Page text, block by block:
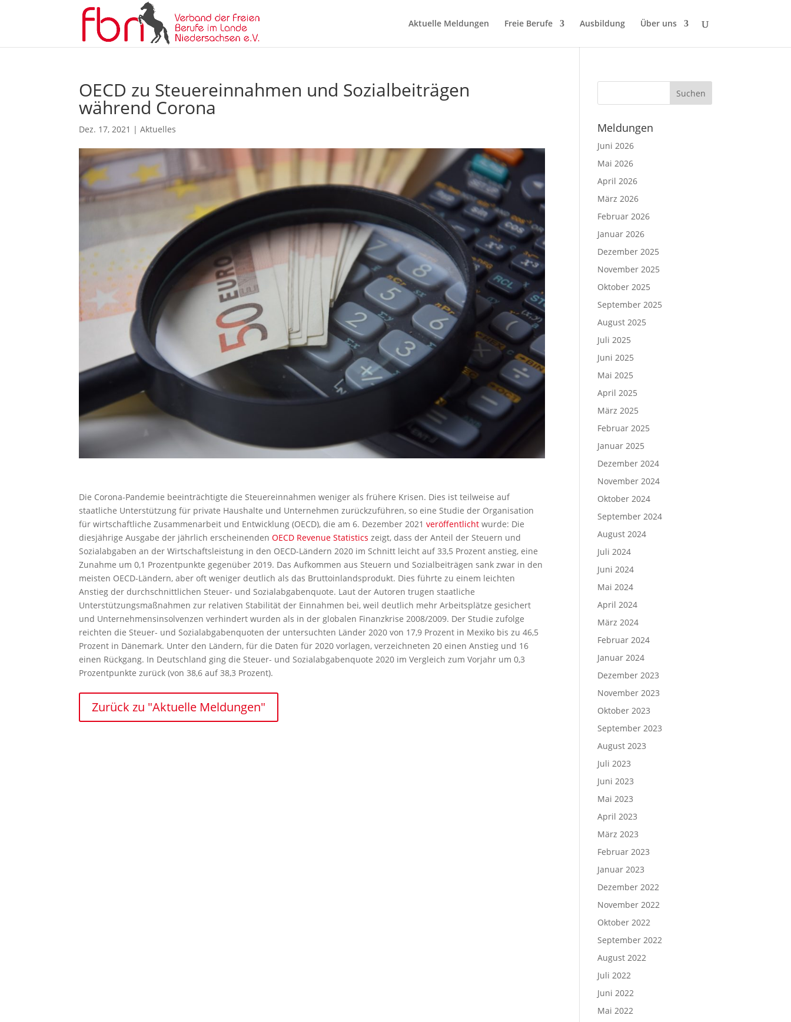
Aktuelle Meldungen Freie Berufe Ausbildung Über uns
OECD zu Steuereinnahmen und Sozialbeiträgen
während Corona
Dez. 17, 2021 |Aktuelles
Die Corona-Pandemie beeinträchtigte die Steuereinnahmen weniger als frühere Krisen. Dies ist teilweise auf
staatliche Unterstützung für private Haushalte und Unternehmen zurückzuführen, so eine Studie der Organisation
für wirtschaftliche Zusammenarbeit und Entwicklung (OECD), die am 6. Dezember 2021veröffentlicht wurde: Die
diesjährige Ausgabe der jährlich erscheinendenOECD Revenue Statistics zeigt, dass der Anteil der Steuern und
Sozialabgaben an der Wirtschaftsleistung in den OECD-Ländern 2020 im Schnitt leicht auf 33,5 Prozent anstieg, eine
Zunahme um 0,1 Prozentpunkte gegenüber 2019. Das Aufkommen aus Steuern und Sozialbeiträgen sank zwar in den
meisten OECD-Ländern, aber oft weniger deutlich als das Bruttoinlandsprodukt. Dies führte zu einem leichten
Anstieg der durchschnittlichen Steuer- und Sozialabgabenquote. Laut der Autoren trugen staatliche
Unterstützungsmaßnahmen zur relativen Stabilität der Einnahmen bei, weil deutlich mehr Arbeitsplätze gesichert
und Unternehmensinsolvenzen verhindert wurden als in der globalen Finanzkrise 2008/2009. Der Studie zufolge
reichten die Steuer- und Sozialabgabenquoten der untersuchten Länder 2020 von 17,9 Prozent in Mexiko bis zu 46,5
Prozent in Dänemark. Unter den Ländern, für die Daten für 2020 vorlagen, verzeichneten 20 einen Anstieg und 16
einen Rückgang. In Deutschland ging die Steuer- und Sozialabgabenquote 2020 im Vergleich zum Vorjahr um 0,3
Prozentpunkte zurück (von 38,6 auf 38,3 Prozent).
Zurück zu "Aktuelle Meldungen"
Meldungen
Juni 2026
Mai 2026
April 2026
März 2026
Februar 2026
Januar 2026
Dezember 2025
November 2025
Oktober 2025
September 2025
August 2025
Juli 2025
Juni 2025
Mai 2025
April 2025
März 2025
Februar 2025
Januar 2025
Dezember 2024
November 2024
Oktober 2024
September 2024
August 2024
Juli 2024
Juni 2024
Mai 2024
April 2024
März 2024
Februar 2024
Januar 2024
Dezember 2023
November 2023
Oktober 2023
September 2023
August 2023
Juli 2023
Juni 2023
Mai 2023
April 2023
März 2023
Februar 2023
Januar 2023
Dezember 2022
November 2022
Oktober 2022
September 2022
August 2022
Juli 2022
Juni 2022
Mai 2022